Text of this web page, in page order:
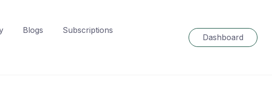
Blogs
Subscriptions
Dashboard